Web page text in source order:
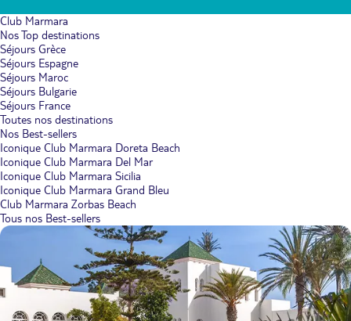
Club Marmara
Nos Top destinations
Séjours Grèce
Séjours Espagne
Séjours Maroc
Séjours Bulgarie
Séjours France
Toutes nos destinations
Nos Best-sellers
Iconique Club Marmara Doreta Beach
Iconique Club Marmara Del Mar
Iconique Club Marmara Sicilia
Iconique Club Marmara Grand Bleu
Club Marmara Zorbas Beach
Tous nos Best-sellers